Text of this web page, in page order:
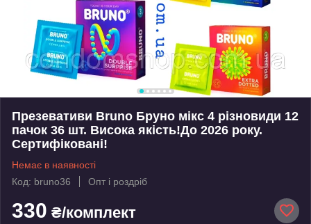
Презевативи Bruno Бруно мікс 4 різновиди 12
пачок 36 шт. Висока якість!До 2026 року.
Сертифіковані!
Немає в наявності
Код: bruno36
Опт і роздріб
330 ₴/комплект